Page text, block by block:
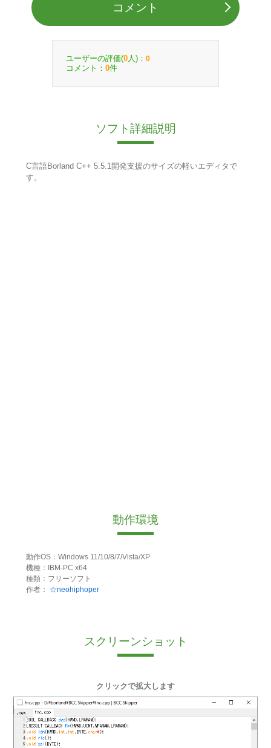
コメント
ユーザーの評価(0 人)： 0
コメント： 0件
ソフト詳細説明
C言語Borland C++ 5.5.1開発支援のサイズの軽いエディタで
す。
動作環境
動作OS：Windows 11/10/8/7/Vista/XP
機種：IBM-PC x64
種類：フリーソフト
作者：
☆neohiphoper
スクリーンショット
クリックで拡大します